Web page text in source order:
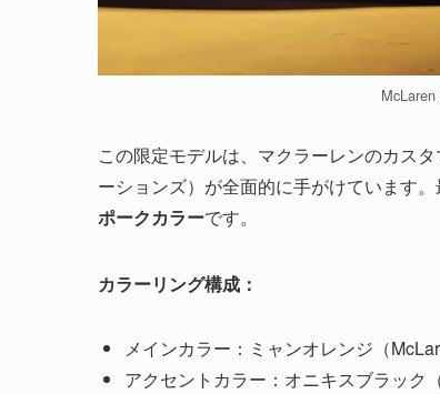
この限定モデルは、マクラーレンのカス
ーションズ）が全面的に手がけています
ポークカラーです。
カラーリング構成：
メインカラー：ミャンオレンジ（
アクセントカラー：オニキスブラック